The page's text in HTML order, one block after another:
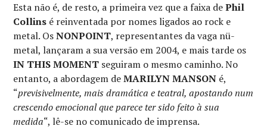
Esta não é, de resto, a primeira vez que a faixa dePhil
Collins é reinventada por nomes ligados ao rock e
metal. OsNONPOINT, representantes da vaga nü-
metal, lançaram a sua versão em 2004, e mais tarde os
IN THIS MOMENT seguiram o mesmo caminho. No
entanto, a abordagem deMARILYN MANSON é,
“previsivelmente, mais dramática e teatral, apostando num
crescendo emocional que parece ter sido feito à sua
medida“, lê-se no comunicado de imprensa.